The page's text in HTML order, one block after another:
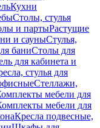
Кухни
Столы, стулья
и партыРастущие
и сауныСтулья,
баниСтолы для
для кабинета и
стулья для
Стеллажи,
мебели для
мебели для
Кресла подвесные,